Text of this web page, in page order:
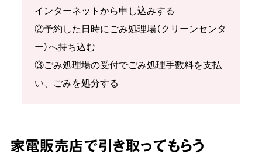
インターネットから申し込みする
②予約した日時にごみ処理場（クリーンセンタ
ー）へ持ち込む
③ごみ処理場の受付でごみ処理手数料を支払
い、ごみを処分する
家電販売店で引き取ってもらう